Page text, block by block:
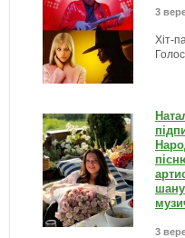
3
Хіт-
3